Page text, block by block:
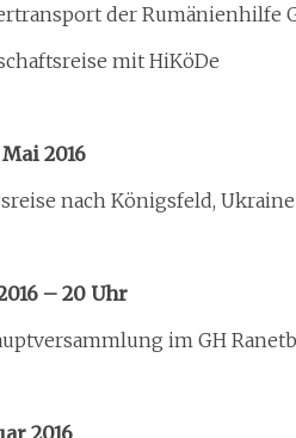
der Rumänienhilfe
mit HiKöDe
2016
nach Königsfeld, Ukraine
– 20 Uhr
im GH
2016